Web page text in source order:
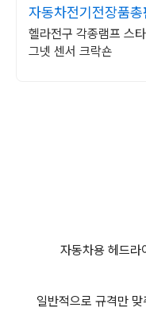
자동차전기전장품
헬라전구 각종램프 스
그넷 센서 크락숀
자동차용 헤드라
일반적으로 규격만